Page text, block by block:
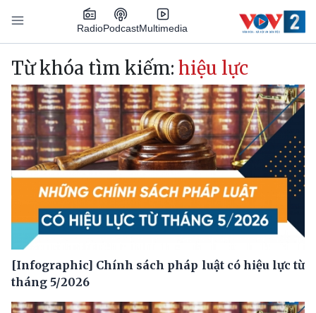
Nhảy đến nội dung
RadioPodcastMultimedia
Main navigation
Từ khóa tìm kiếm: hiệu lực
[Infographic] Chính sách pháp luật có hiệu lực từ
tháng 5/2026